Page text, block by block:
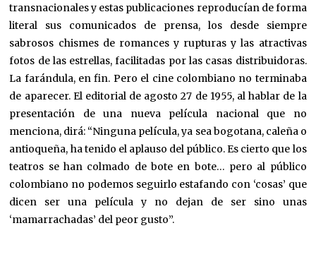
transnacionales y estas publicaciones reproducían de forma
literal sus comunicados de prensa, los desde siempre
sabrosos chismes de romances y rupturas y las atractivas
fotos de las estrellas, facilitadas por las casas distribuidoras.
La farándula, en fin. Pero el cine colombiano no terminaba
de aparecer. El editorial de agosto 27 de 1955, al hablar de la
presentación de una nueva película nacional que no
menciona, dirá: “Ninguna película, ya sea bogotana, caleña o
antioqueña, ha tenido el aplauso del público. Es cierto que los
teatros se han colmado de bote en bote… pero al público
colombiano no podemos seguirlo estafando con ‘cosas’ que
dicen ser una película y no dejan de ser sino unas
‘mamarrachadas’ del peor gusto”.